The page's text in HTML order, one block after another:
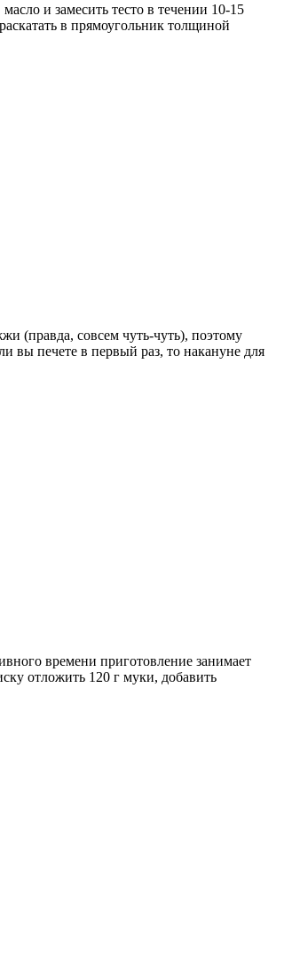
и замесить тесто в течении 10-15
в прямоугольник толщиной
(правда, совсем чуть-чуть), поэтому
вы печете в первый раз, то накануне для
времени приготовление занимает
отложить 120 г муки, добавить